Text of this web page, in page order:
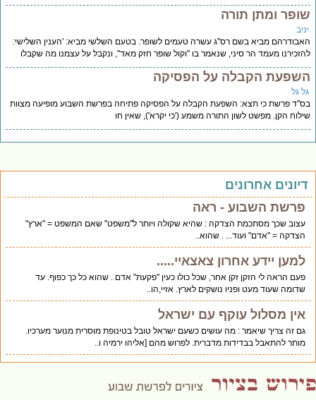
ומתן תורה
מביא בשם רס"ג עשרה טעמים לשופר. בטעם השלשי מביא: 'הענין השלישי:
מעמד הר סיני, שנאמר בו "וקול שופר חזק מאד", ונקבל על עצמנו מה שקבלו
הקבלה על הפסיקה
גל
פרשת כי תצא: השפעת הקבלה על הפסיקה פתיחה בפרשת השבוע מופיעה מצוות
הקן. מפשט לשון התורה משמע ('כי יקרא'), שאין חו
אחרונים
פרשת השבוע - ראה
עצוב שכך מסתכמת הצדקה : שהיא שקולה ויותר ל"משפט" שאם המשפט = "ארץ"
הצדקה = "אדם" ועוד... . שהוא..
למען יידע אחרון צאצאיי.....
פעם הראה לי הזקן זקן אחר, שכל כולו כעין "פקעת" אדם . שהוא כל כך כפוף. עד
שדומה שעוד מעט ופניו נושקים לארץ. אזיי,הו..
אין מסלול עוקף עם ישראל
גם זה צריך שיאמר : מה עושים כשעם ישראל טובל בטינופת מוסרית מנוער מערכיו.
מותר להתאבל בבדידות מדברית. לפרוש מהם [אליהו ירמיה ו..